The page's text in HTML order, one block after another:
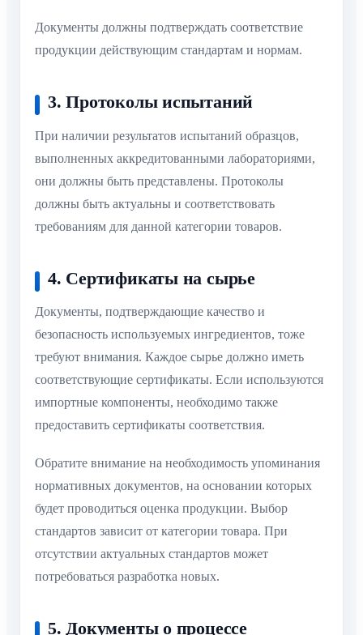
Документы должны подтверждать соответствие
продукции действующим стандартам и нормам.
3. Протоколы испытаний
При наличии результатов испытаний образцов,
выполненных аккредитованными лабораториями,
они должны быть представлены. Протоколы
должны быть актуальны и соответствовать
требованиям для данной категории товаров.
4. Сертификаты на сырье
Документы, подтверждающие качество и
безопасность используемых ингредиентов, тоже
требуют внимания. Каждое сырье должно иметь
соответствующие сертификаты. Если используются
импортные компоненты, необходимо также
предоставить сертификаты соответствия.
Обратите внимание на необходимость упоминания
нормативных документов, на основании которых
будет проводиться оценка продукции. Выбор
стандартов зависит от категории товара. При
отсутствии актуальных стандартов может
потребоваться разработка новых.
5. Документы о процессе